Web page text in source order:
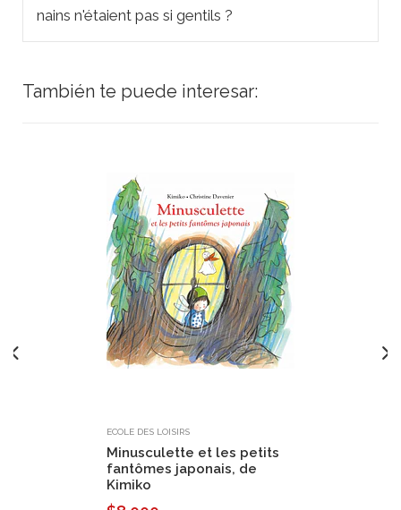
nains n'étaient pas si gentils ?
También te puede interesar:
ECOLE DES LOISIRS
Minusculette et les petits
fantômes japonais, de
Kimiko